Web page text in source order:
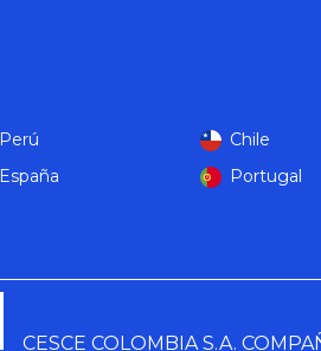
Perú
Chile
España Portugal
CESCE COLOMBIA S.A.